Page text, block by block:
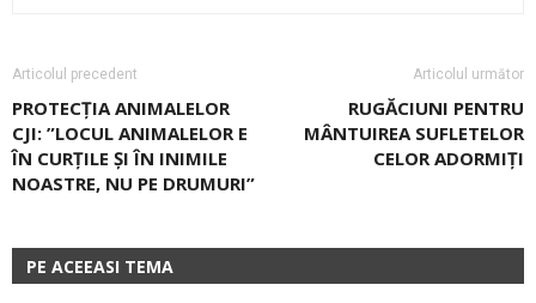
Articolul precedent
PROTECȚIA ANIMALELOR
CJI: ”LOCUL ANIMALELOR E
ÎN CURȚILE ȘI ÎN INIMILE
NOASTRE, NU PE DRUMURI”
Articolul următor
RUGĂCIUNI PENTRU
MÂNTUIREA SUFLETELOR
CELOR ADORMIȚI
PE ACEEASI TEMA